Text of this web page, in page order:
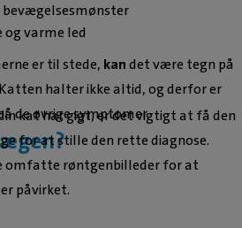
varme led
er til stede, kandet være tegn på
halter ikke altid, og derfor er
de øvrige symptomer.
kat har gigt, er det vigtigt at få den
for at stille den rette diagnose.
omfatte røntgenbilleder for at
påvirket.